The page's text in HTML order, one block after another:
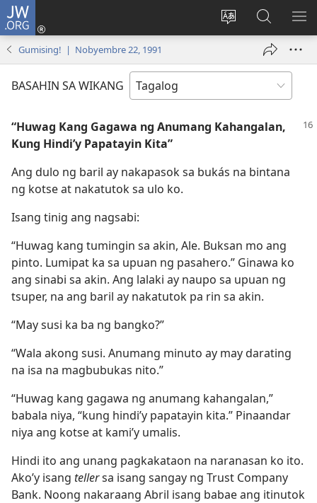
JW.ORG
Baguhin
ng
Mag-
log
bubukas
window)
sa
JW.ORG
Gumising! | Nobyembre 22, 1991
BASAHIN SA WIKANG
“Huwag Kang Gagawa ng Anumang Kahangalan,
Kung Hindi’y Papatayin Kita”
Ang dulo ng baril ay nakapasok sa bukás na bintana
ng kotse at nakatutok sa ulo ko.
Isang tinig ang nagsabi:
“Huwag kang tumingin sa akin, Ale. Buksan mo ang
pinto. Lumipat ka sa upuan ng pasahero.” Ginawa ko
ang sinabi sa akin. Ang lalaki ay naupo sa upuan ng
tsuper, na ang baril ay nakatutok pa rin sa akin.
“May susi ka ba ng bangko?”
“Wala akong susi. Anumang minuto ay may darating
na isa na magbubukas nito.”
“Huwag kang gagawa ng anumang kahangalan,”
babala niya, “kung hindi’y papatayin kita.” Pinaandar
niya ang kotse at kami’y umalis.
Hindi ito ang unang pagkakataon na naranasan ko ito.
Ako’y isang tellersa isang sangay ng Trust Company
Bank. Noong nakaraang Abril isang babae ang itinutok